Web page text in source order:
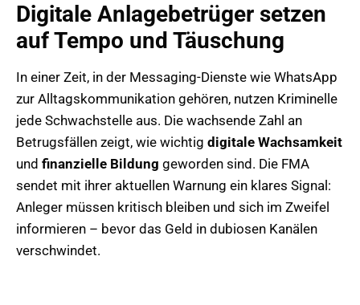
Digitale Anlagebetrüger setzen
auf Tempo und Täuschung
In einer Zeit, in der Messaging-Dienste wie WhatsApp
zur Alltagskommunikation gehören, nutzen Kriminelle
jede Schwachstelle aus. Die wachsende Zahl an
Betrugsfällen zeigt, wie wichtig digitale Wachsamkeit
und finanzielle Bildung geworden sind. Die FMA
sendet mit ihrer aktuellen Warnung ein klares Signal:
Anleger müssen kritisch bleiben und sich im Zweifel
informieren – bevor das Geld in dubiosen Kanälen
verschwindet.